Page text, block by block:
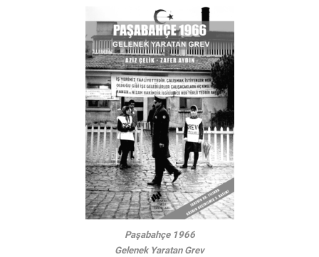
Paşabahçe 1966
Gelenek Yaratan Grev